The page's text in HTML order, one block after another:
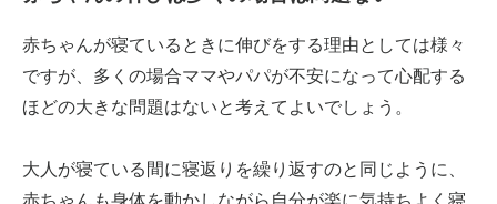
赤ちゃんが寝ているときに伸びをする理由としては様々
ですが、多くの場合ママやパパが不安になって心配する
ほどの大きな問題はないと考えてよいでしょう。
大人が寝ている間に寝返りを繰り返すのと同じように、